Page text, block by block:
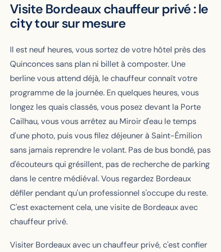
Visite Bordeaux chauffeur privé : le
city tour sur mesure
Il est neuf heures, vous sortez de votre hôtel près des
Quinconces sans plan ni billet à composter. Une
berline vous attend déjà, le chauffeur connaît votre
programme de la journée. En quelques heures, vous
longez les quais classés, vous posez devant la Porte
Cailhau, vous vous arrêtez au Miroir d'eau le temps
d'une photo, puis vous filez déjeuner à Saint-Émilion
sans jamais reprendre le volant. Pas de bus bondé, pas
d'écouteurs qui grésillent, pas de recherche de parking
dans le centre médiéval. Vous regardez Bordeaux
défiler pendant qu'un professionnel s'occupe du reste.
C'est exactement cela, une visite de Bordeaux avec
chauffeur privé.
Visiter Bordeaux avec un chauffeur privé, c'est confier